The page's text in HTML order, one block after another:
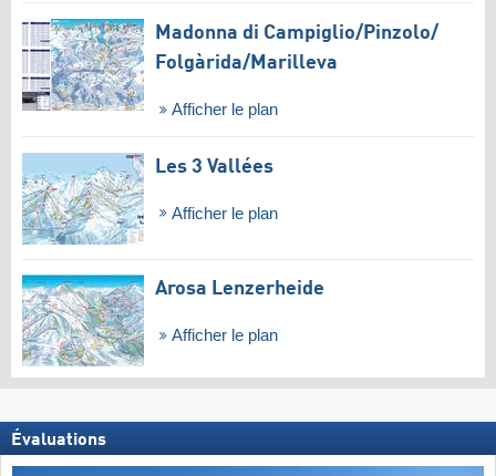
Madonna di Campiglio/​Pinzolo/​
Folgàrida/​Marilleva
Afficher le plan
Les 3 Vallées
Afficher le plan
Arosa Lenzerheide
Afficher le plan
Évaluations